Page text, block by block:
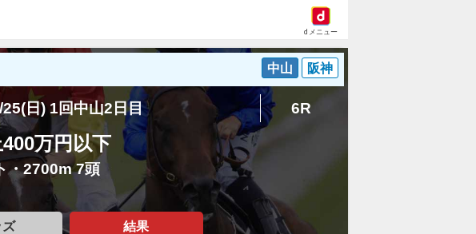
dメニュー
中山 阪神
25(日) 1回中山2日目 6R
万円以下
・2700m 7頭
ズ 結果